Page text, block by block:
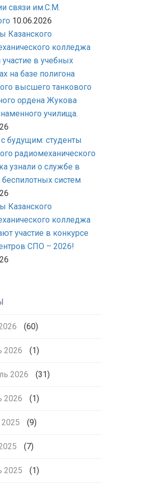
связи им.С.М.
10.06.2026
Казанского
колледжа
участие в учебных
на базе полигона
высшего танкового
ордена Жукова
училища.
с будущим: студенты
радиомеханического
узнали о службе в
беспилотных систем
Казанского
колледжа
участие в конкурсе
СПО – 2026!
(60)
2026 (1)
2026 (31)
2026 (1)
2025 (9)
(7)
2025 (1)